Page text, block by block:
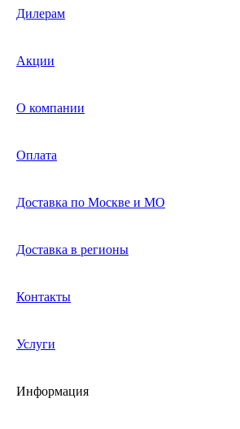
Дилерам
Акции
О компании
Оплата
Доставка по Москве и МО
Доставка в регионы
Контакты
Услуги
Информация